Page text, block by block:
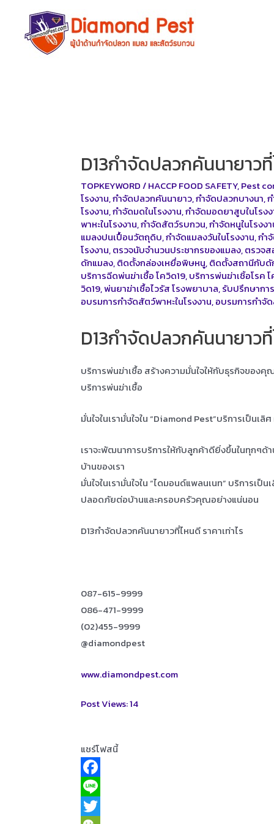
content
D13กำจัดปลวกคันนายาวที่
TOPKEYWORD/HACCP FOOD SAFETY,Pest
โรงงาน,กำจัดปลวกคันนายาว,กำจัดปลวกบางนา,
โรงงาน,กำจัดมดในโรงงาน,กำจัดมอดยาสูบในโรง
พาหะในโรงงาน,กำจัดสัตว์รบกวน,กำจัดหนูในโรงง
แมลงปนเปื้อนวัตถุดิบ,กำจัดแมลงวันในโรงงาน,กำ
โรงงาน,ตรวจนับจำนวนประชากรของแมลง,ตรวจ
ดักแมลง,ติดตั้งกล่องเหยื่อพิษหนู,ติดตั้งสถานีกับดั
บริการฉีดพ่นฆ่าเชื้อ โควิด19,บริการพ่นฆ่าเชิ้อโรค
วิด19,พ่นยาฆ่าเชื้อไวรัส โรงพยาบาล,รับปรึกษากา
อบรมการกำจัดสัตว์พาหะในโรงงาน,อบรมการกำจั
D13กำจัดปลวกคันนายาวที่
บริการพ่นฆ่าเชื้อ สร้างความมั่นใจให้กับธุรกิจขอ
บริการพ่นฆ่าเชื้อ
มั่นใจในเรามั่นใจใน “Diamond Pest”บริการเป็น
เราจะพัฒนาการบริการให้กับลูกค้าดียิ่งขึ้นในทุกๆด้
บ้านของเรา
มั่นใจในเรามั่นใจใน “ไดมอนด์แพลนเนท” บริการเ
ปลอดภัยต่อบ้านและครอบครัวคุณอย่างแน่นอน
D13กำจัดปลวกคันนายาวที่ไหนดี ราคาเท่าไร
087-615-9999
086-471-9999
(02)455-9999
@diamondpest
www.diamondpest.com
Post Views:14
แชร์โฟสนี้
F
a
L